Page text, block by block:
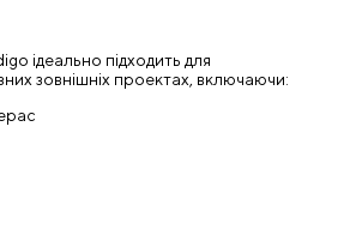
ідеально підходить для
зовнішніх проектах, включаючи: